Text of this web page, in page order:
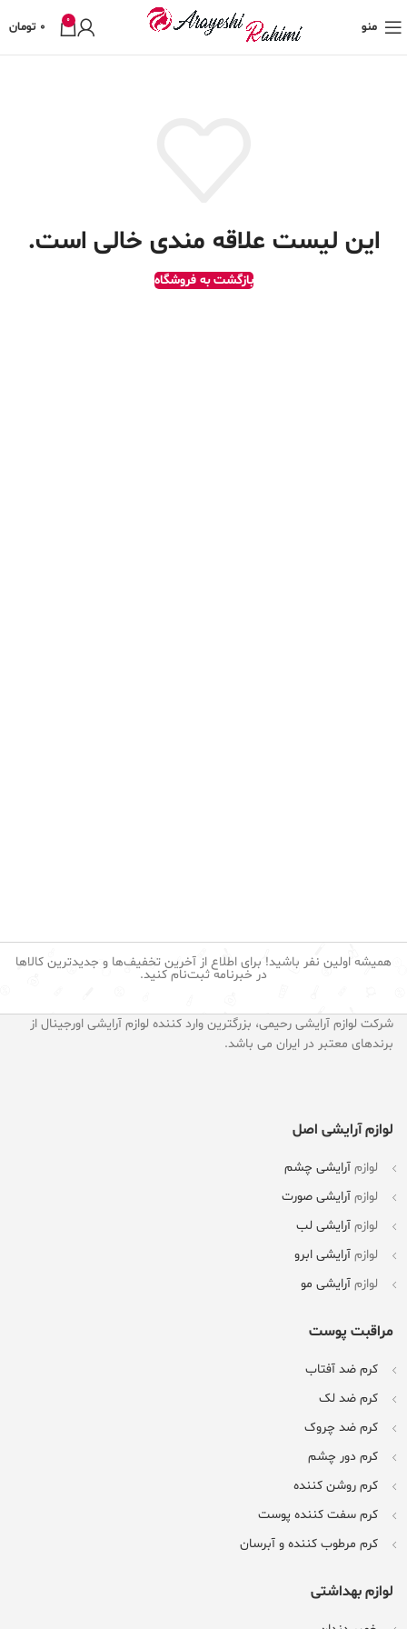
منو 0
0 تومان
این لیست علاقه مندی خالی است.
بازگشت به فروشگاه
همیشه اولین نفر باشید! برای اطلاع از آخرین تخفیف‌ها و جدیدترین کالاها
در خبرنامه ثبت‌نام کنید.
شرکت لوازم آرایشی رحیمی، بزرگترین وارد کننده لوازم آرایشی اورجینال از
برندهای معتبر در ایران می باشد.
لوازم آرایشی اصل
لوازم آرایشی چشم
لوازم آرایشی صورت
لوازم آرایشی لب
لوازم آرایشی ابرو
لوازم آرایشی مو
مراقبت پوست
کرم ضد آفتاب
کرم ضد لک
کرم ضد چروک
کرم دور چشم
کرم روشن کننده
کرم سفت کننده پوست
کرم مرطوب کننده و آبرسان
لوازم بهداشتی